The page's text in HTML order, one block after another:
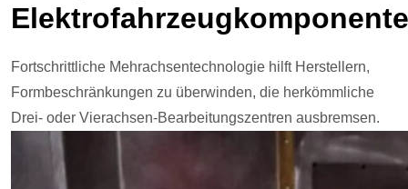
Fortschrittliche Mehrachsentechnologie hilft Herstellern,
Formbeschränkungen zu überwinden, die herkömmliche
Drei- oder Vierachsen-Bearbeitungszentren ausbremsen.